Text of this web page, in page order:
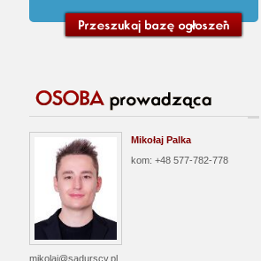
Mikołaj Palka
kom: +48 577-782-778
mikolaj@sadurscy.pl